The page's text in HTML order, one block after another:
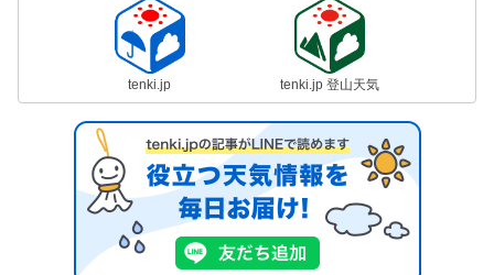
tenki.jp tenki.jp 登山天気